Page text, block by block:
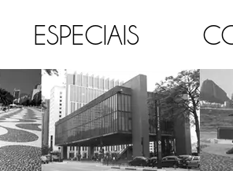
ESPECIAIS